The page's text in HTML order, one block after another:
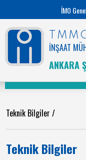
İMO
İNŞAAT
ANKARA
Teknik Bilgiler /
Teknik Bilgiler